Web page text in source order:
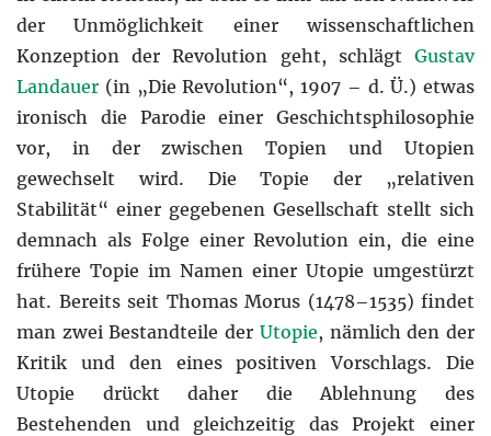
der Unmöglichkeit einer wissenschaftlichen
Konzeption der Revolution geht, schlägt Gustav
Landauer (in „Die Revolution“, 1907 – d. Ü.) etwas
ironisch die Parodie einer Geschichtsphilosophie
vor, in der zwischen Topien und Utopien
gewechselt wird. Die Topie der „relativen
Stabilität“ einer gegebenen Gesellschaft stellt sich
demnach als Folge einer Revolution ein, die eine
frühere Topie im Namen einer Utopie umgestürzt
hat. Bereits seit Thomas Morus (1478–1535) findet
man zwei Bestandteile der Utopie, nämlich den der
Kritik und den eines positiven Vorschlags. Die
Utopie drückt daher die Ablehnung des
Bestehenden und gleichzeitig das Projekt einer